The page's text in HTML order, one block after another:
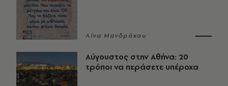
Λίνα Μανδράκου
Αύγουστος στην Αθήνα: 20
τρόποι να περάσετε υπέροχα